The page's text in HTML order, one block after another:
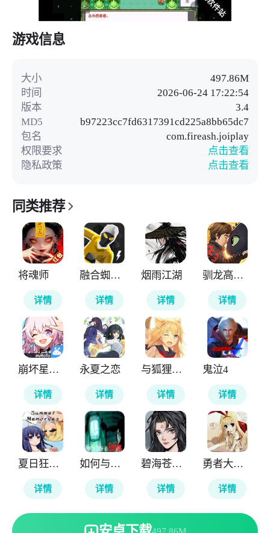
游戏信息
大小
497.86M
时间
2026-06-24 17:22:54
版本
3.4
MD5
b97223cc7fd6317391cd225a8bb65dc7
包名
com.fireash.joiplay
权限要求
点击查看
隐私政策
点击查看
同类推荐
将魂师
详情
融合蜘蛛侠
详情
烟雨江湖
详情
驯龙高手旅程
详情
崩坏星穹铁道云游戏
详情
永夏之恋
详情
与狐狸的日常
详情
鬼泣4
详情
夏日狂想曲
详情
如何与实体约会
详情
碧海苍云录
详情
勇者大战魔物娘
详情